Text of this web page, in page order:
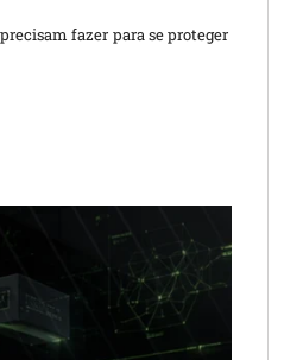
fazer para se proteger